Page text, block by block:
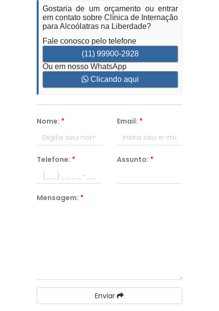
Gostaria de um orçamento ou entrar
em contato sobre Clínica de Internação
para Alcoólatras na Liberdade?
Fale conosco pelo telefone
(11) 99900-2928
Ou em nosso WhatsApp
Clicando aqui
Nome: * Email: *
Telefone: * Assunto: *
Mensagem: *
Enviar